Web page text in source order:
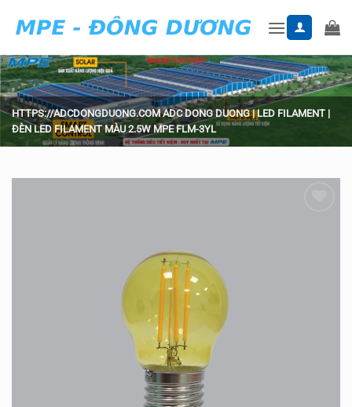
HTTPS://ADCDONGDUONG.COM ADC DONG DUONG|LED FILAMENT |
ĐÈN LED FILAMENT MÀU 2.5W MPE FLM-3YL